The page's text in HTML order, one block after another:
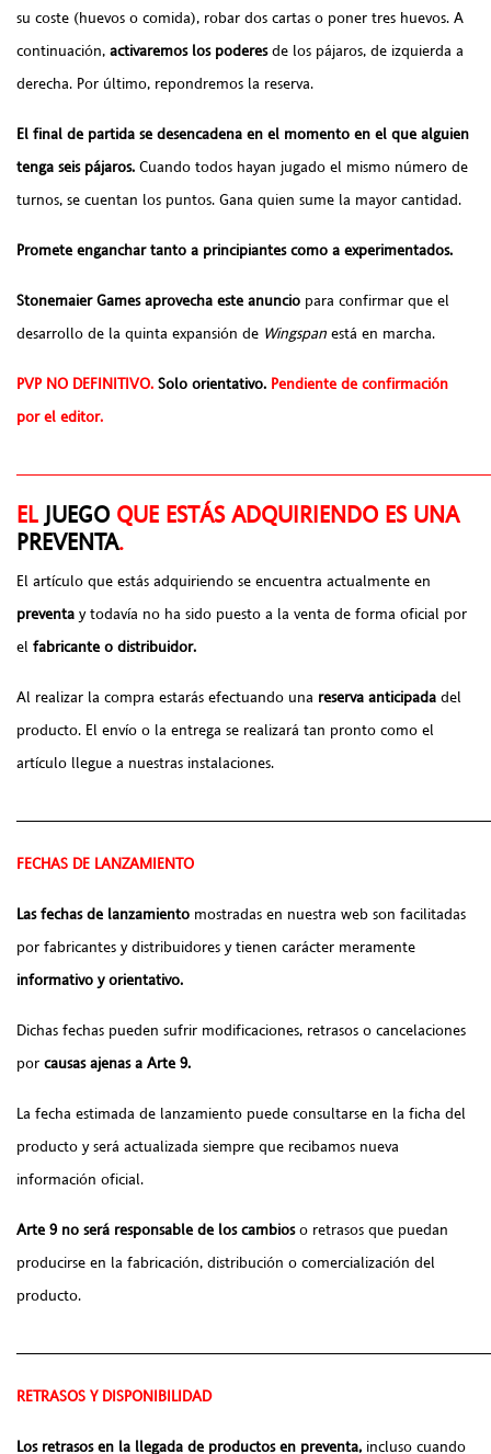
su coste (huevos o comida), robar dos cartas o poner tres huevos. A
continuación, activaremos los poderesde los pájaros, de izquierda a
derecha. Por último, repondremos la reserva.
El final de partida se desencadena en el momento en el que alguien
tenga seis pájaros. Cuando todos hayan jugado el mismo número de
turnos, se cuentan los puntos. Gana quien sume la mayor cantidad.
Promete enganchar tanto a principiantes como a experimentados.
Stonemaier Games aprovecha este anuncio para confirmar que el
desarrollo de la quinta expansión de Wingspan está en marcha.
PVP NO DEFINITIVO. Solo orientativo. Pendiente de confirmación
por el editor.
ELJUEGO QUE ESTÁS ADQUIRIENDO ES UNA
PREVENTA.
El artículo que estás adquiriendo se encuentra actualmente en
preventa y todavía no ha sido puesto a la venta de forma oficial por
el fabricante o distribuidor.
Al realizar la compra estarás efectuando una reserva anticipada del
producto. El envío o la entrega se realizará tan pronto como el
artículo llegue a nuestras instalaciones.
FECHAS DE LANZAMIENTO
Las fechas de lanzamiento mostradas en nuestra web son facilitadas
por fabricantes y distribuidores y tienen carácter meramente
informativo y orientativo.
Dichas fechas pueden sufrir modificaciones, retrasos o cancelaciones
por causas ajenas a Arte 9.
La fecha estimada de lanzamiento puede consultarse en la ficha del
producto y será actualizada siempre que recibamos nueva
información oficial.
Arte 9 no será responsable de los cambioso retrasos que puedan
producirse en la fabricación, distribución o comercialización del
producto.
RETRASOS Y DISPONIBILIDAD
Los retrasos en la llegada de productos en preventa, incluso cuando